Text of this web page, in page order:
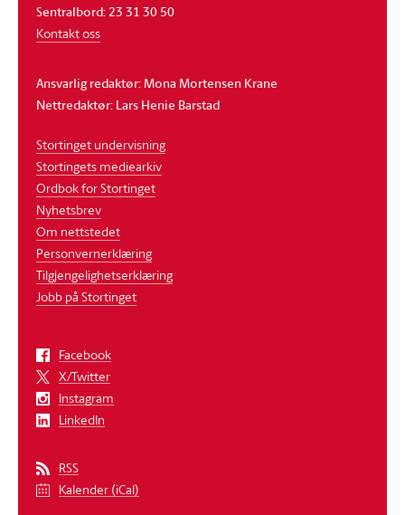
Sentralbord: 23 31 30 50
Kontakt oss
Ansvarlig redaktør: Mona Mortensen Krane
Nettredaktør: Lars Henie Barstad
Stortinget undervisning
Stortingets mediearkiv
Ordbok for Stortinget
Nyhetsbrev
Om nettstedet
Personvernerklæring
Tilgjengelighetserklæring
Jobb på Stortinget
Facebook
X/Twitter
Instagram
LinkedIn
RSS
Kalender (iCal)